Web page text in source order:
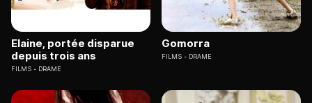
Elaine, portée disparue
depuis trois ans
FILMS DRAME
Gomorra
FILMS DRAME